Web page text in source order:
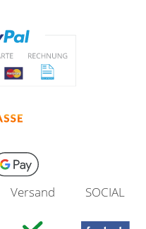
Versand SOCIAL